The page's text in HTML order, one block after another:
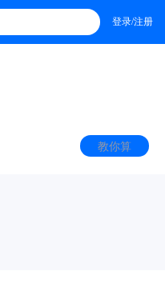
登录/注册
教你算